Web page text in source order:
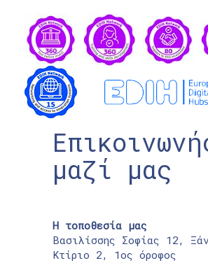
μαζί μας
Η τοποθεσία μας
Βασιλίσσης Σοφίας 12,
Κτίριο 2, 1ος όροφος